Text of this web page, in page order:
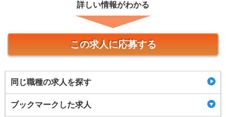
詳しい情報がわかる
この求人に応募する
同じ職種の求人を探す
ブックマークした求人